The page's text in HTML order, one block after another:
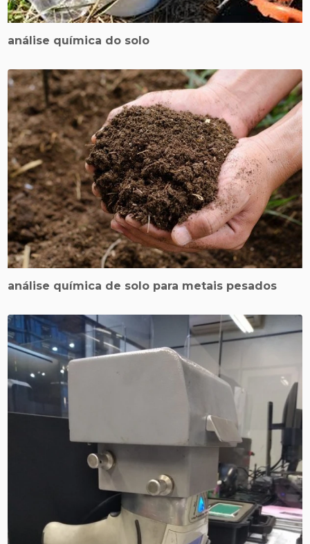
análise química do solo
análise química de solo para metais pesados